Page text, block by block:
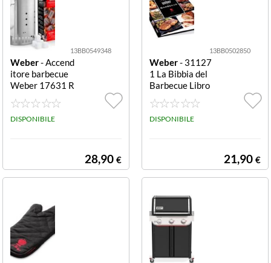
13BB0549348
Weber- Accend
itore barbecue
Weber 17631 R
apid Fire Silver
Rapid Fire
DISPONIBILE
28,90 €
13BB0502850
Weber- 31127
1 La Bibbia del
Barbecue Libro
Ricettario in Ital
iano del Barbec
ue con 160 ricet
DISPONIBILE
21,90 €